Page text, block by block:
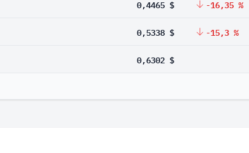
0,4465 $ -16,35 %
0,5338 $ -15,3 %
0,6302 $